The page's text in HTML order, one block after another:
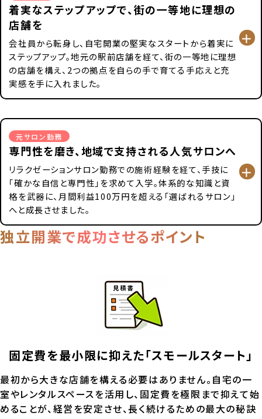
着実なステップアップで、街の一等地に理想の
店舗を
会社員から転身し、自宅開業の堅実なスタートから着実に
ステップアップ。地元の駅前店舗を経て、街の一等地に理想
の店舗を構え、2つの拠点を自らの手で育てる手応えと充
実感を手に入れました。
元サロン勤務
専門性を磨き、地域で支持される人気サロンへ
リラクゼーションサロン勤務での施術経験を経て、手技に
「確かな自信と専門性」を求めて入学。体系的な知識と資
格を武器に、月間利益100万円を超える「選ばれるサロン」
へと成長させました。
独立開業で成功させるポイント
固定費を最小限に抑えた「スモールスタート」
最初から大きな店舗を構える必要はありません。自宅の一
室やレンタルスペースを活用し、固定費を極限まで抑えて始
めることが、経営を安定させ、長く続けるための最大の秘訣